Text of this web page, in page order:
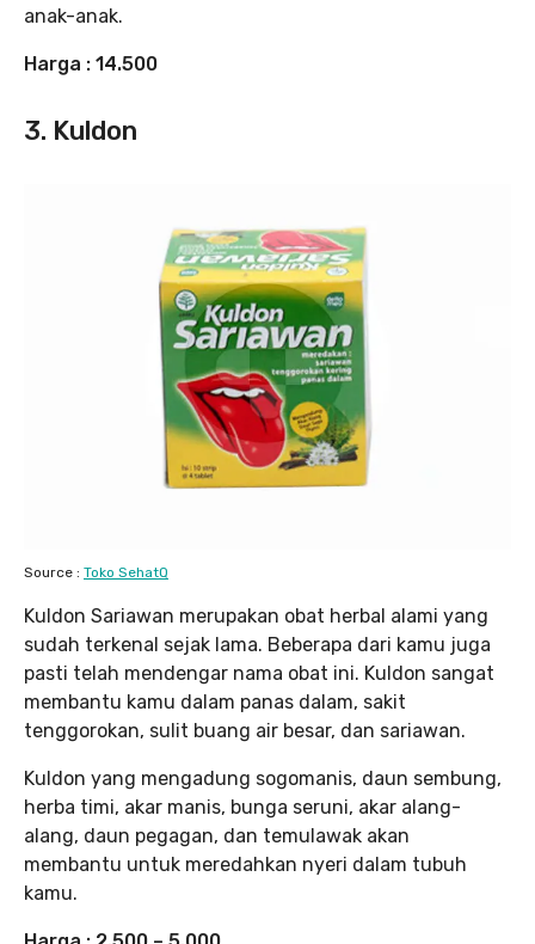
anak-anak.
Harga : 14.500
3. Kuldon
Source : Toko SehatQ
Kuldon Sariawan merupakan obat herbal alami yang
sudah terkenal sejak lama. Beberapa dari kamu juga
pasti telah mendengar nama obat ini. Kuldon sangat
membantu kamu dalam panas dalam, sakit
tenggorokan, sulit buang air besar, dan sariawan.
Kuldon yang mengadung sogomanis, daun sembung,
herba timi, akar manis, bunga seruni, akar alang-
alang, daun pegagan, dan temulawak akan
membantu untuk meredahkan nyeri dalam tubuh
kamu.